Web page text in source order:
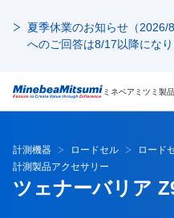
夏季休業のお知らせ（
へのご回答は8/17以降になり
ミネベアミツミ製
計測機器 ロードセル
ロード
計測製品アクセサリー
ツェナーバリア